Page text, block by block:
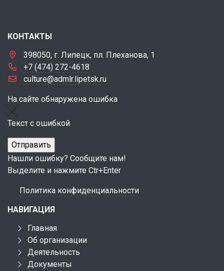
КОНТАКТЫ
398050, г. Липецк, пл. Плеханова, 1
+7 (474) 272-4618
culture@admlr.lipetsk.ru
На сайте обнаружена ошибка
Текст с ошибкой
Нашли ошибку? Сообщите нам!
Выделите и нажмите Ctr+Enter
Политика конфиденциальности
НАВИГАЦИЯ
Главная
Об организации
Деятельность
Документы